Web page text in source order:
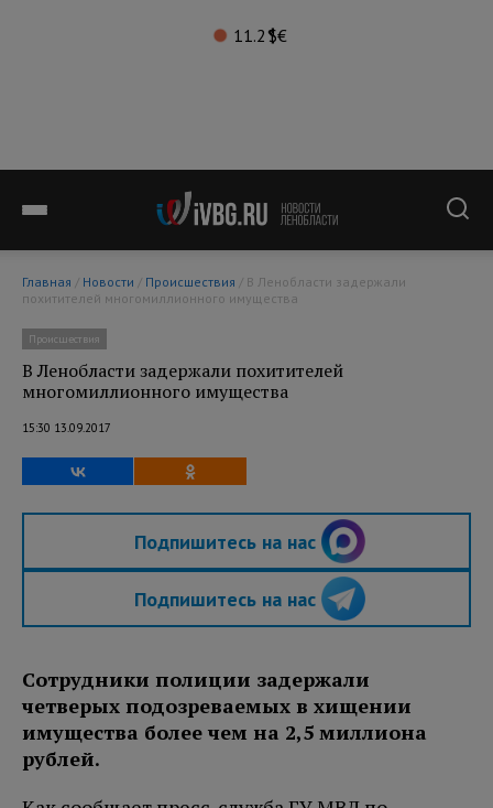
11.2°$€
Главная / Новости / Происшествия
похитителей многомиллионного имущества
Происшествия
В Ленобласти задержали похитителей
многомиллионного имущества
15:30 13.09.2017
Подпишитесь на нас
Подпишитесь на нас
Сотрудники полиции задержали
четверых подозреваемых в хищении
имущества более чем на 2,5 миллиона
рублей.